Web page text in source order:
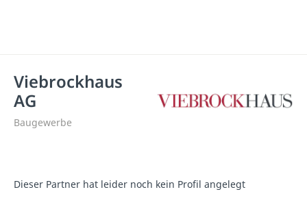
Viebrockhaus
AG
Baugewerbe
Dieser Partner hat leider noch kein Profil angelegt